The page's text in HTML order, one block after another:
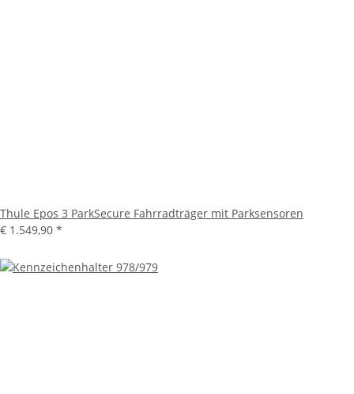
Thule Epos 3 ParkSecure Fahrradträger mit Parksensoren
€ 1.549,90 *